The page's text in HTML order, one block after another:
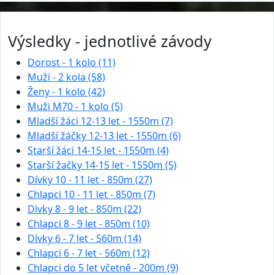
Výsledky - jednotlivé závody
Dorost - 1 kolo (11)
Muži - 2 kola (58)
Ženy - 1 kolo (42)
Muži M70 - 1 kolo (5)
Mladší žáci 12-13 let - 1550m (7)
Mladší žáčky 12-13 let - 1550m (6)
Starší žáci 14-15 let - 1550m (4)
Starší žačky 14-15 let - 1550m (5)
Dívky 10 - 11 let - 850m (27)
Chlapci 10 - 11 let - 850m (7)
Dívky 8 - 9 let - 850m (22)
Chlapci 8 - 9 let - 850m (10)
Dívky 6 - 7 let - 560m (14)
Chlapci 6 - 7 let - 560m (12)
Chlapci do 5 let včetně - 200m (9)